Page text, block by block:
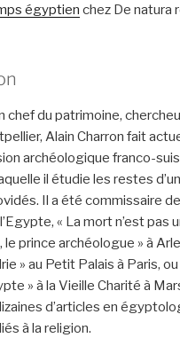
égyptien chez De natura
chef du patrimoine,
Alain Charron fait
archéologique franco-
il étudie les restes
Il a été commissaire
« La mort n’est pas
prince archéologue » à
» au Petit Palais à Paris,
» à la Vieille Charité à
d’articles en
à la religion.